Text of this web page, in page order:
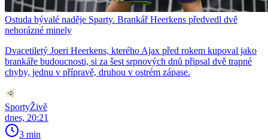
Ostuda bývalé naděje Sparty. Brankář Heerkens předvedl dvě
nehorázné minely
Dvacetiletý Joeri Heerkens, kterého Ajax před rokem kupoval jako
brankáře budoucnosti, si za šest srpnových dnů připsal dvě trapné
chyby, jednu v přípravě, druhou v ostrém zápase.
SportyŽivě
dnes, 20:21
3 min